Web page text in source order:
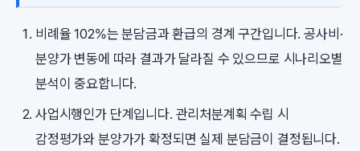
비례율 102%는 분담금과 환급의 경계 구간입니다. 공사비·
분양가 변동에 따라 결과가 달라질 수 있으므로 시나리오별
분석이 중요합니다.
사업시행인가 단계입니다. 관리처분계획 수립 시
감정평가와 분양가가 확정되면 실제 분담금이 결정됩니다.